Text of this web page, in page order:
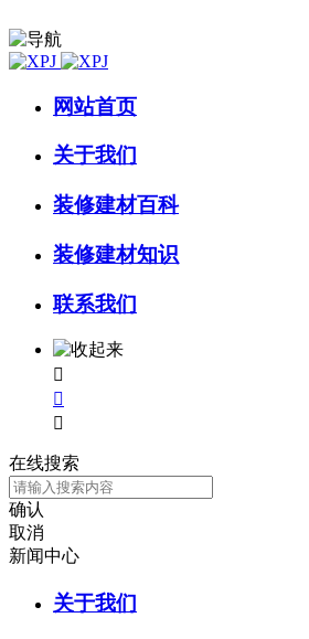
网站首页
关于我们
装修建材百科
装修建材知识
联系我们



在线搜索
确认
取消
新闻中心
关于我们